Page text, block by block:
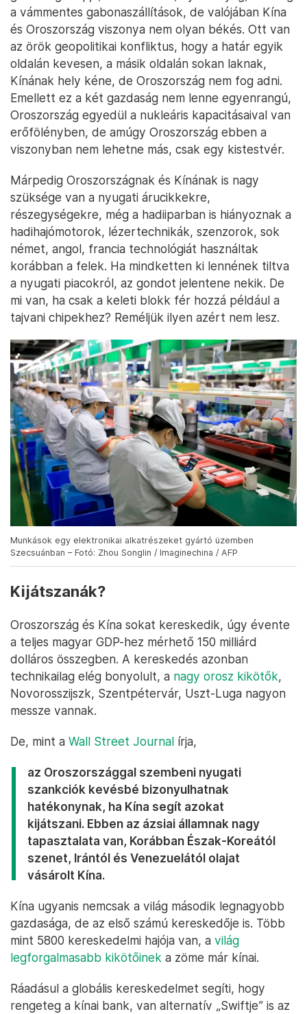
a vámmentes gabonaszállítások, de valójában Kína
és Oroszország viszonya nem olyan békés. Ott van
az örök geopolitikai konfliktus, hogy a határ egyik
oldalán kevesen, a másik oldalán sokan laknak,
Kínának hely kéne, de Oroszország nem fog adni.
Emellett ez a két gazdaság nem lenne egyenrangú,
Oroszország egyedül a nukleáris kapacitásaival van
erőfölényben, de amúgy Oroszország ebben a
viszonyban nem lehetne más, csak egy kistestvér.
Márpedig Oroszországnak és Kínának is nagy
szüksége van a nyugati árucikkekre,
részegységekre, még a hadiiparban is hiányoznak a
hadihajómotorok, lézertechnikák, szenzorok, sok
német, angol, francia technológiát használtak
korábban a felek. Ha mindketten ki lennének tiltva
a nyugati piacokról, az gondot jelentene nekik. De
mi van, ha csak a keleti blokk fér hozzá például a
tajvani chipekhez? Reméljük ilyen azért nem lesz.
Munkások egy elektronikai alkatrészeket gyártó üzemben
Szecsuánban – Fotó: Zhou Songlin / Imaginechina / AFP
Kijátszanák?
Oroszország és Kína sokat kereskedik, úgy évente
a teljes magyar GDP-hez mérhető 150 milliárd
dolláros összegben. A kereskedés azonban
technikailag elég bonyolult, a nagy orosz kikötők,
Novorosszijszk, Szentpétervár, Uszt-Luga nagyon
messze vannak.
De, mint a Wall Street Journal írja,
az Oroszországgal szembeni nyugati
szankciók kevésbé bizonyulhatnak
hatékonynak, ha Kína segít azokat
kijátszani. Ebben az ázsiai államnak nagy
tapasztalata van, Korábban Észak-Koreától
szenet, Irántól és Venezuelától olajat
vásárolt Kína.
Kína ugyanis nemcsak a világ második legnagyobb
gazdasága, de az első számú kereskedője is. Több
mint 5800 kereskedelmi hajója van, a világ
legforgalmasabb kikötőinek a zöme már kínai.
Ráadásul a globális kereskedelmet segíti, hogy
rengeteg a kínai bank, van alternatív „Swiftje” is az